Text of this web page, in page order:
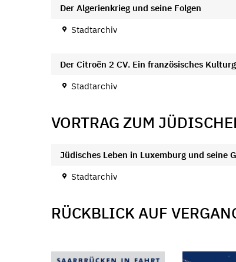
Der Algerienkrieg und seine Folgen
Stadtarchiv
Der Citroën 2 CV. Ein französisches
Stadtarchiv
VORTRAG ZUM
Jüdisches Leben in Luxemburg und seine
Stadtarchiv
RÜCKBLICK AUF